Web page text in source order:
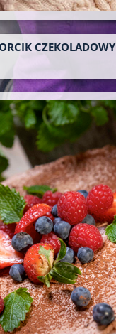
CZEKOLADOWY